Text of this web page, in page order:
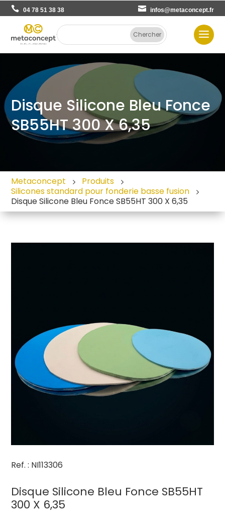
04 78 51 38 38 infos@metaconcept.fr
Disque Silicone Bleu Fonce
SB55HT 300 X 6,35
Metaconcept
Produits
Silicones standard pour fonderie basse fusion
Disque Silicone Bleu Fonce SB55HT 300 X 6,35
Ref. : NI113306
Disque Silicone Bleu Fonce SB55HT
300 X 6,35